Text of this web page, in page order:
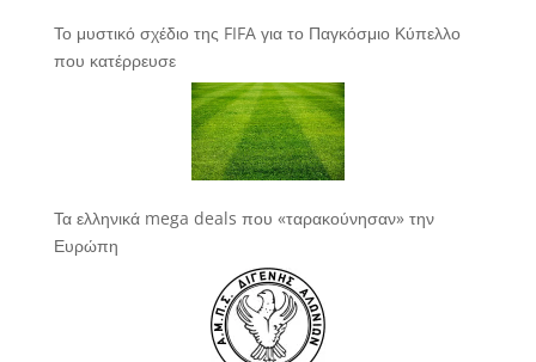
Το μυστικό σχέδιο της FIFA για το Παγκόσμιο Κύπελλο
που κατέρρευσε
Τα ελληνικά mega deals που «ταρακούνησαν» την
Ευρώπη